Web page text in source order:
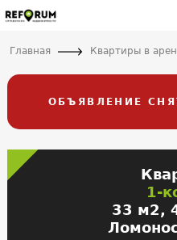
Главная Квартиры в
ОБЪЯВЛЕНИЕ
1-
33 м2,